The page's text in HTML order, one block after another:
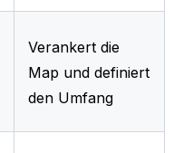
Verankert die
Map und definiert
den Umfang